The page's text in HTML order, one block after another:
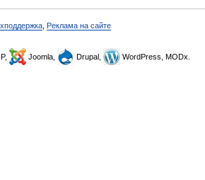
Реклама на сайте
Joomla, Drupal, WordPress, MODx.